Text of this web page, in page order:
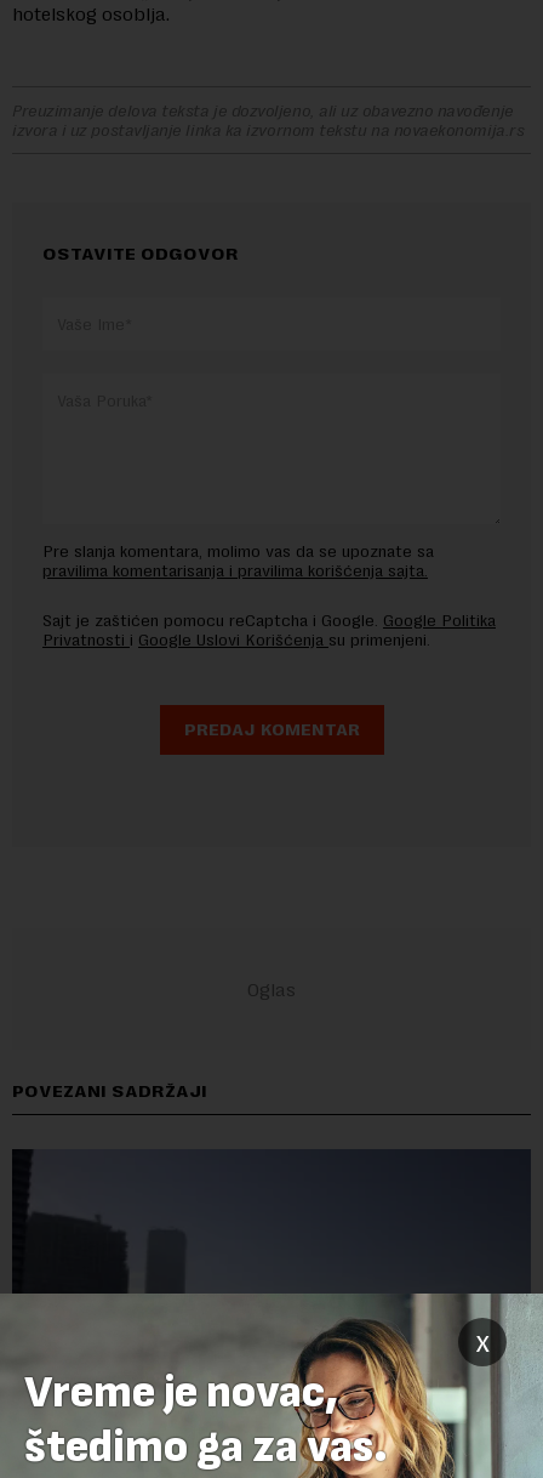
hotelskog osoblja.
Preuzimanje delova teksta je dozvoljeno, ali uz obavezno navođenje
izvora i uz postavljanje linka ka izvornom tekstu na novaekonomija.rs
OSTAVITE ODGOVOR
Pre slanja komentara, molimo vas da se upoznate sa
pravilima komentarisanja i pravilima korišćenja sajta.
Sajt je zaštićen pomocu reCaptcha i Google. Google Politika
Privatnosti i Google Uslovi Korišćenja su primenjeni.
POVEZANI SADRŽAJI
x
Vreme je novac,
štedimo ga za vas.